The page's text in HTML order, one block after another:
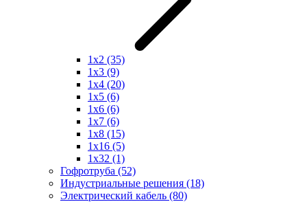
1x2 (35)
1x3 (9)
1x4 (20)
1x5 (6)
1x6 (6)
1x7 (6)
1x8 (15)
1x16 (5)
1x32 (1)
Гофротруба (52)
Индустриальные решения (18)
Электрический кабель (80)